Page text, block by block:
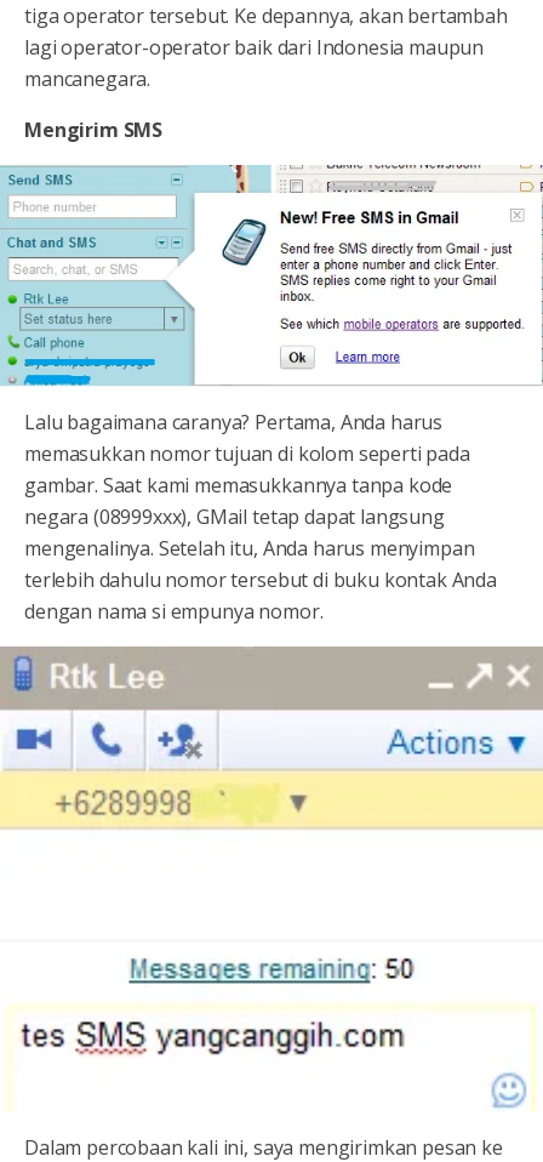
tiga operator tersebut. Ke depannya, akan bertambah
lagi operator-operator baik dari Indonesia maupun
mancanegara.
Mengirim SMS
Lalu bagaimana caranya? Pertama, Anda harus
memasukkan nomor tujuan di kolom seperti pada
gambar. Saat kami memasukkannya tanpa kode
negara (08999xxx), GMail tetap dapat langsung
mengenalinya. Setelah itu, Anda harus menyimpan
terlebih dahulu nomor tersebut di buku kontak Anda
dengan nama si empunya nomor.
Dalam percobaan kali ini, saya mengirimkan pesan ke